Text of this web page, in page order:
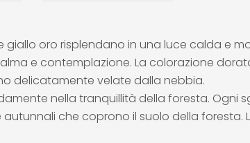
oro risplendano in una luce calda e
e contemplazione. La colorazione
delicatamente velate dalla nebbia.
nella tranquillità della foresta. Ogni
che coprono il suolo della foresta.